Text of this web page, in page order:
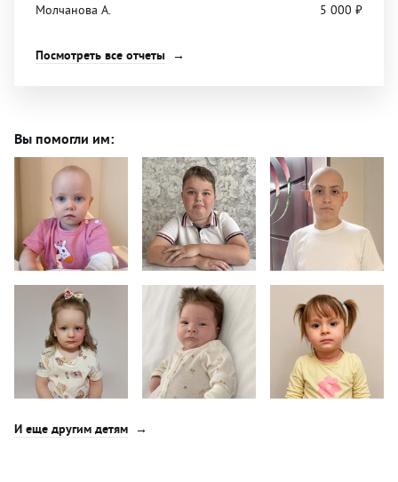
Молчанова А.
5 000 ₽
Посмотреть все отчеты
Вы помогли им:
И еще другим детям